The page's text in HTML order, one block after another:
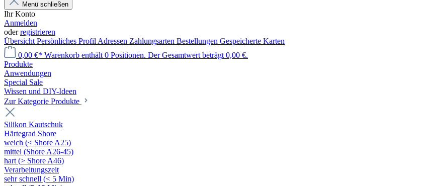
Menü schließen
Ihr Konto
Anmelden
oderregistrieren
Übersicht Persönliches Profil Adressen Zahlungsarten Bestellungen Gespeicherte Karten
0,00 €* Warenkorb enthält 0 Positionen. Der Gesamtwert beträgt 0,00 €.
Produkte
Anwendungen
Special Sale
Wissen und DIY-Ideen
Zur Kategorie Produkte
Silikon Kautschuk
Härtegrad Shore
weich (< Shore A25)
mittel (Shore A26-45)
hart (> Shore A46)
Verarbeitungszeit
sehr schnell (< 5 Min)